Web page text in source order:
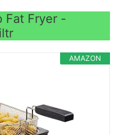
Fat Fryer -
AMAZON